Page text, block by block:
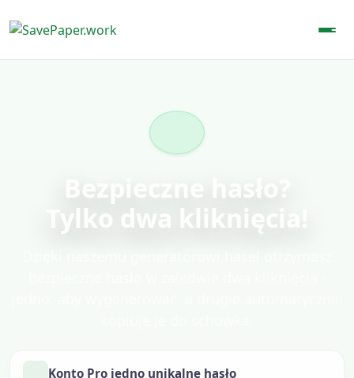
Bezpieczne hasło?
Tylko dwa kliknięcia!
Konto Pro jedno unikalne hasło